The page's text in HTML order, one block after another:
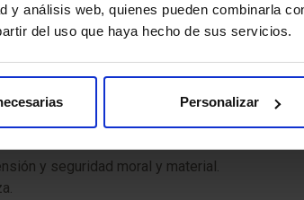
y análisis web, quienes pueden combinarla
del uso que haya hecho de sus servicios.
Personalizar
para potenciar el máximo desarrollo
y seguridad moral y material.